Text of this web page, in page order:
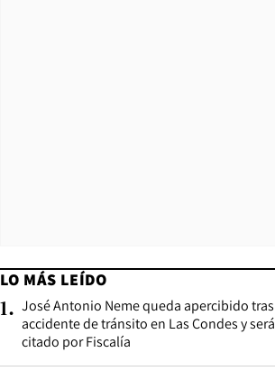
LO MÁS LEÍDO
1. José Antonio Neme queda apercibido tras
accidente de tránsito en Las Condes y será
citado por Fiscalía